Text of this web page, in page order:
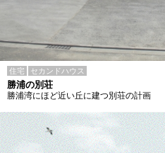
住宅 セカンドハウス
勝浦の別荘
勝浦湾にほど近い丘に建つ別荘の計画